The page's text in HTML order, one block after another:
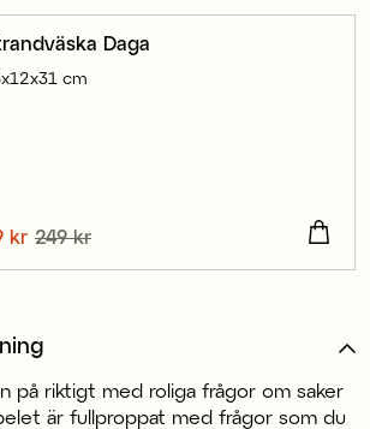
Daga
cm
pris
kr 249 kr
på riktigt med roliga frågor om saker
är fullproppat med frågor som du